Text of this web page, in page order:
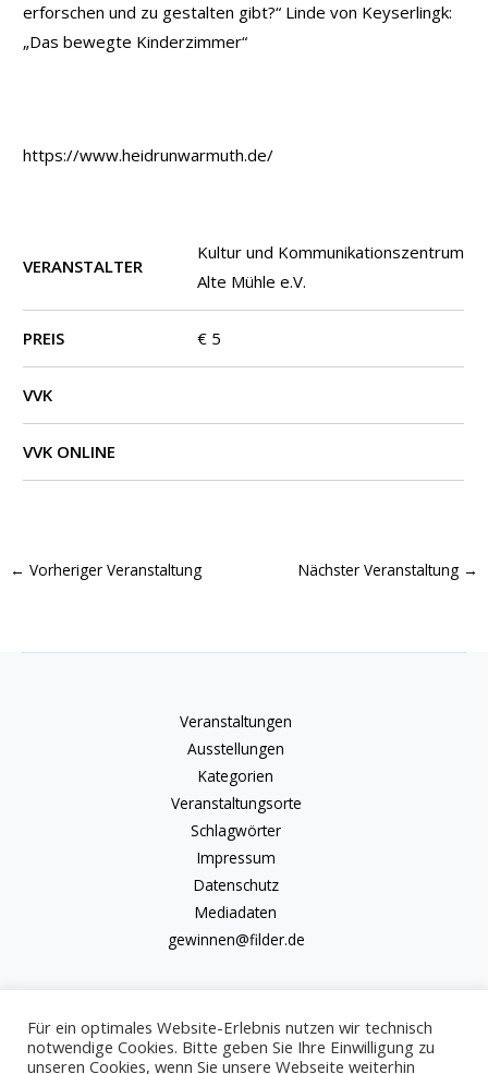
erforschen und zu gestalten gibt?“ Linde von Keyserlingk:
„Das bewegte Kinderzimmer“
https://www.heidrunwarmuth.de/
VERANSTALTER
Kultur und Kommunikationszentrum
Alte Mühle e.V.
PREIS € 5
VVK
VVK ONLINE
← Vorheriger Veranstaltung Nächster Veranstaltung →
Veranstaltungen
Ausstellungen
Kategorien
Veranstaltungsorte
Schlagwörter
Impressum
Datenschutz
Mediadaten
gewinnen@filder.de
Für ein optimales Website-Erlebnis nutzen wir technisch
notwendige Cookies. Bitte geben Sie Ihre Einwilligung zu
unseren Cookies, wenn Sie unsere Webseite weiterhin